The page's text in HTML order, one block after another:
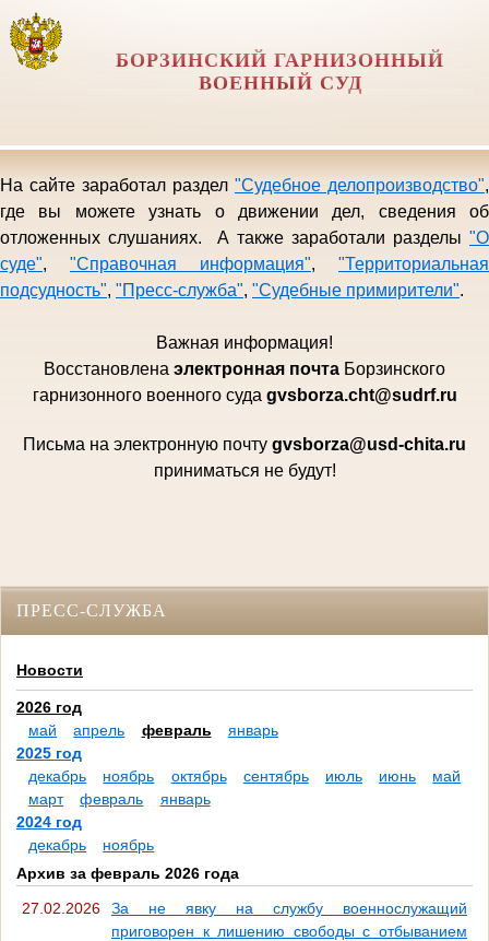
БОРЗИНСКИЙ ГАРНИЗОННЫЙ
ВОЕННЫЙ СУД
На сайте заработал раздел "Судебное делопроизводство",
где вы можете узнать о движении дел, сведения об
отложенных слушаниях. А также заработали разделы "О
суде", "Справочная информация", "Территориальная
подсудность", "Пресс-служба", "Судебные примирители".
Важная информация!
Восстановлена электронная почта Борзинского
гарнизонного военного суда gvsborza.cht@sudrf.ru
Письма на электронную почту gvsborza@usd-chita.ru
приниматься не будут!
ПРЕСС-СЛУЖБА
Новости
2026 год
май
апрель февраль
январь
2025 год
декабрь
ноябрь октябрь сентябрь июль июнь
май
март
февраль
январь
2024 год
декабрь
ноябрь
Архив за февраль 2026 года
27.02.2026
За не явку на службу военнослужащий
приговорен к лишению свободы с отбыванием